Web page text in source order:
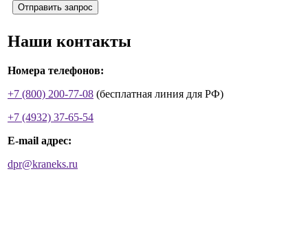
Наши контакты
Номера телефонов:
+7 (800) 200-77-08 (бесплатная линия для РФ)
+7 (4932) 37-65-54
E-mail адрес:
dpr@kraneks.ru